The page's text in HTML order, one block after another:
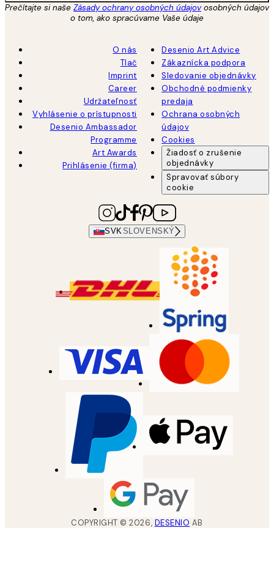
Prečítajte si naše Zásady ochrany osobných údajovosobných údajov
o tom, ako spracúvame Vaše údaje
O nás
Tlač
Imprint
Career
Udržateľnosť
Vyhlásenie o prístupnosti
Desenio Ambassador
Programme
Art Awards
Prihlásenie (firma)
Desenio Art Advice
Zákaznícka podpora
Sledovanie objednávky
Obchodné podmienky
predaja
Ochrana osobných
údajov
Cookies
Žiadosť o zrušenie
objednávky
Spravovať súbory
cookie
SVKSLOVENSKÝ
COPYRIGHT ©2026, DESENIO AB